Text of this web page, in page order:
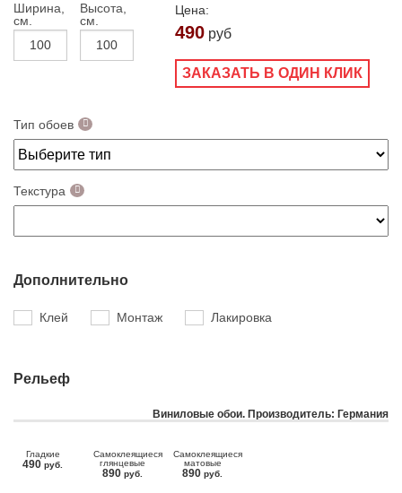
Ширина,
см.
Высота,
см.
Цена:
490 руб
ЗАКАЗАТЬ В ОДИН КЛИК
Тип обоев
Текстура
Дополнительно
Клей Монтаж Лакировка
Рельеф
Виниловые обои. Производитель: Германия
Гладкие
490 руб.
Самоклеящиеся
глянцевые
890 руб.
Самоклеящиеся
матовые
890 руб.